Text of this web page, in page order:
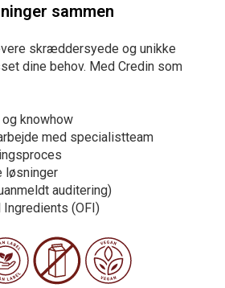
sammen
skræddersyede og unikke
dine behov. Med Credin som
knowhow
med specialistteam
løsninger
auditering)
Ingredients (OFI)